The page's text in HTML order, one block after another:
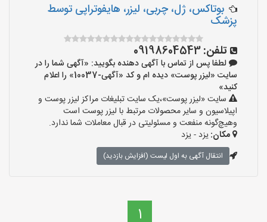
بوتاکس، ژل، چربی، لیزر، هایفوتراپی توسط
پزشک
تلفن:09198604543
لطفا پس از تماس با آگهی دهنده بگویید: «آگهی شما را در
سایت «لیزر پوست» دیده ام و کد «آگهی-10037» را اعلام
کنید»
سایت «لیزر پوست»،یک سایت تبلیغات مراکز لیزر پوست و
اپیلاسیون و سایر محصولات مرتبط با لیزر پوست است
وهیچ‌گونه منفعت و مسئولیتی در قبال معاملات شما ندارد.
مکان:یزد - یزد
انتقال آگهی به اول لیست (افزایش بازدید)
1